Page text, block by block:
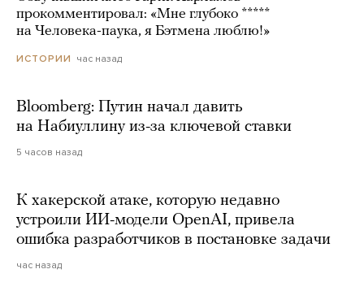
прокомментировал: «Мне глубоко *****
на Человека-паука, я Бэтмена люблю!»
ИСТОРИИ час назад
Bloomberg: Путин начал давить
на Набиуллину из-за ключевой ставки
5 часов назад
К хакерской атаке, которую недавно
устроили ИИ-модели OpenAI, привела
ошибка разработчиков в постановке задачи
час назад